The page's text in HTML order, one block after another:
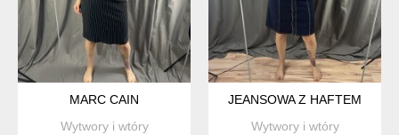
MARC CAIN
Wytwory i wtóry
JEANSOWA Z HAFTEM
Wytwory i wtóry